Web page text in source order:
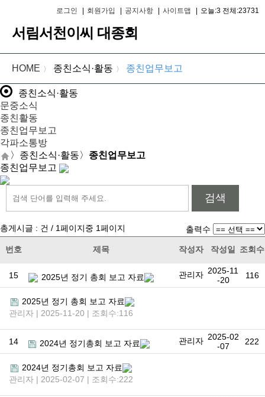
서림서천이씨 대종회
로그인 회원가입 공지사항 사이트맵 오늘:3 전체:23731
HOME 〉 종친소식·활동 〉 종친업무보고
종친소식·활동
문중소식
종친활동
종친업무보고
각파소통방
〉 종친소식·활동〉 종친업무보고
종친업무보고
검색
총게시글 : 건 / 1페이지중 1페이지 출력수
번호 제목 작성자 작성일 조회수
15 2025년 정기 총회 보고 자료 관리자 2025-11
-20
116
2025년 정기 총회 보고 자료
관리자 | 2025-11-20 | 조회수:116
14 2024년 정기총회 보고 자료 관리자 2025-02
-07
222
2024년 정기총회 보고 자료
관리자 | 2025-02-07 | 조회수:222